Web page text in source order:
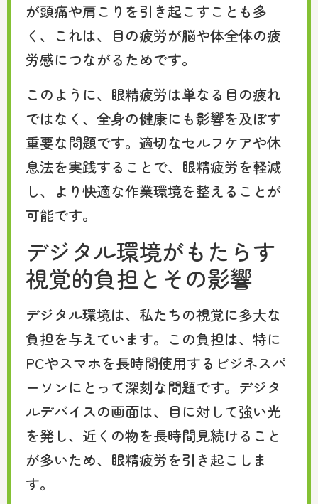
が頭痛や肩こりを引き起こすことも多
く、これは、目の疲労が脳や体全体の疲
労感につながるためです。
このように、眼精疲労は単なる目の疲れ
ではなく、全身の健康にも影響を及ぼす
重要な問題です。適切なセルフケアや休
息法を実践することで、眼精疲労を軽減
し、より快適な作業環境を整えることが
可能です。
デジタル環境がもたらす
視覚的負担とその影響
デジタル環境は、私たちの視覚に多大な
負担を与えています。この負担は、特に
PCやスマホを長時間使用するビジネスパ
ーソンにとって深刻な問題です。デジタ
ルデバイスの画面は、目に対して強い光
を発し、近くの物を長時間見続けること
が多いため、眼精疲労を引き起こしま
す。